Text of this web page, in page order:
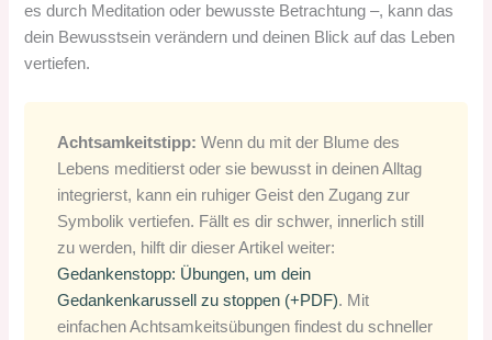
es durch Meditation oder bewusste Betrachtung –, kann das
dein Bewusstsein verändern und deinen Blick auf das Leben
vertiefen.
Achtsamkeitstipp: Wenn du mit der Blume des
Lebens meditierst oder sie bewusst in deinen Alltag
integrierst, kann ein ruhiger Geist den Zugang zur
Symbolik vertiefen. Fällt es dir schwer, innerlich still
zu werden, hilft dir dieser Artikel weiter:
Gedankenstopp: Übungen, um dein
Gedankenkarussell zu stoppen (+PDF). Mit
einfachen Achtsamkeitsübungen findest du schneller